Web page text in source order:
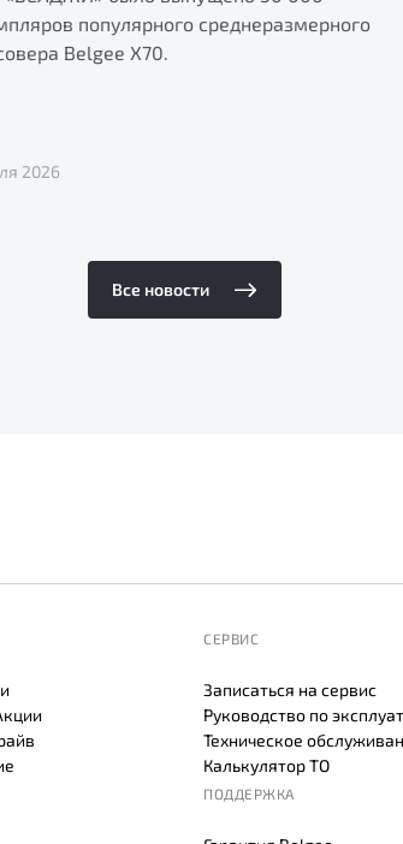
популярного среднеразмерного
Belgee X70.
2026
Все новости
СЕРВИС
Записаться на сервис
Руководство по
Техническое
Калькулятор ТО
ПОДДЕРЖКА